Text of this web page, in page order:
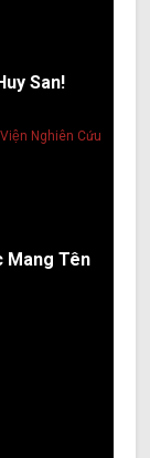
San!
Mang Tên